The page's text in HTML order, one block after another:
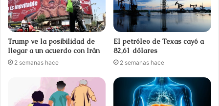
Trump ve la posibilidad de
llegar a un acuerdo con Irán
2 semanas hace
El petróleo de Texas cayó a
82,61 dólares
2 semanas hace